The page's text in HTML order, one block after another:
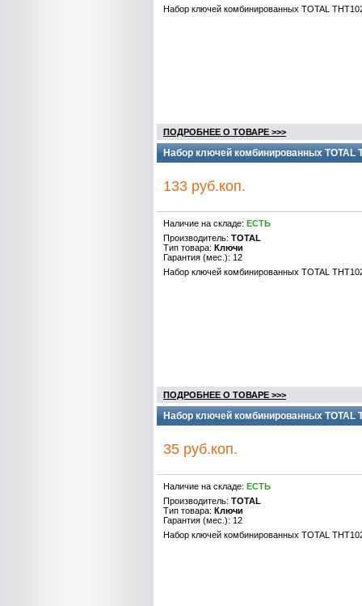
Набор ключей комбинированных TOTAL
ПОДРОБНЕЕ О ТОВАРЕ >>>
Набор ключей комбинированных TOTAL
133 руб.коп.
Наличие на складе: ЕСТЬ
Производитель: TOTAL
Тип товара: Ключи
Гарантия (мес.): 12
Набор ключей комбинированных TOTAL
ПОДРОБНЕЕ О ТОВАРЕ >>>
Набор ключей комбинированных TOTAL
35 руб.коп.
Наличие на складе: ЕСТЬ
Производитель: TOTAL
Тип товара: Ключи
Гарантия (мес.): 12
Набор ключей комбинированных TOTAL